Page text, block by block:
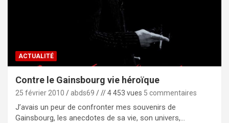
ACTUALITÉ
Contre le Gainsbourg vie héroïque
25 février 2010 abds69 // 4 453 vues 5 commentaires
J’avais un peur de confronter mes souvenirs de
Gainsbourg, les anecdotes de sa vie, son univers,…